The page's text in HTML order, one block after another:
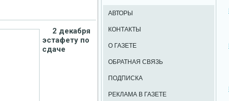
2 декабря
эстафету по
сдаче
АВТОРЫ
КОНТАКТЫ
О ГАЗЕТЕ
ОБРАТНАЯ СВЯЗЬ
ПОДПИСКА
РЕКЛАМА В ГАЗЕТЕ